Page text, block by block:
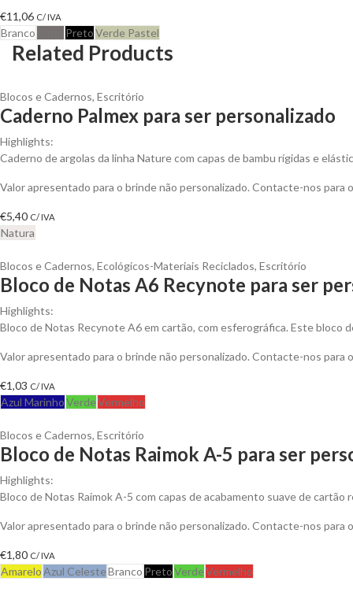
€11,06 C/ IVA
Branco PretoVerde Pastel
Related Products
Blocos e Cadernos, Escritório
Caderno Palmex para ser personalizado
Highlights:
Caderno de argolas da linha Nature com capas de bambu rígidas e
Valor apresentado para o brinde não personalizado. Contacte-nos
€5,40 C/ IVA
Natura
Blocos e Cadernos, Ecológicos-Materiais Reciclados, Escritório
Bloco de Notas A6 Recynote para ser
Highlights:
Bloco de Notas Recynote A6 em cartão, com esferográfica. Este bloco
Valor apresentado para o brinde não personalizado. Contacte-nos
€1,03 C/ IVA
Azul MarinhoVerdeVermelho
Blocos e Cadernos, Escritório
Bloco de Notas Raimok A-5 para ser
Highlights:
Bloco de Notas Raimok A-5 com capas de acabamento suave de cartão
Valor apresentado para o brinde não personalizado. Contacte-nos
€1,80 C/ IVA
AmareloAzul CelesteBranco PretoVerdeVermelho